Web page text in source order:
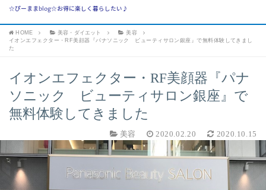
☆ぴーままblog☆お得に楽しく暮らしたい♪
HOME 美容・ダイエット
美容
イオンエフェクター・RF美顔器『パナソニック ビューティサロン銀座』で無料体験してきまし
た
イオンエフェクター・RF美顔器『パナ
ソニック ビューティサロン銀座』で
無料体験してきました
美容 2020.02.20 2020.10.15